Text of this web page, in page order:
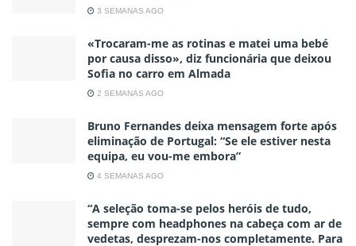
3 SEMANAS AGO
«Trocaram-me as rotinas e matei uma bebé
por causa disso», diz funcionária que deixou
Sofia no carro em Almada
2 SEMANAS AGO
Bruno Fernandes deixa mensagem forte após
eliminação de Portugal: “Se ele estiver nesta
equipa, eu vou-me embora”
4 SEMANAS AGO
“A seleção toma-se pelos heróis de tudo,
sempre com headphones na cabeça com ar de
vedetas, desprezam-nos completamente. Para